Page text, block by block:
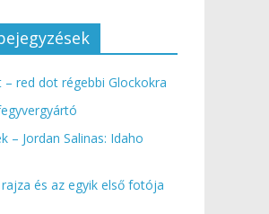
– red dot régebbi Glockokra
– Jordan Salinas: Idaho
rajza és az egyik első fotója